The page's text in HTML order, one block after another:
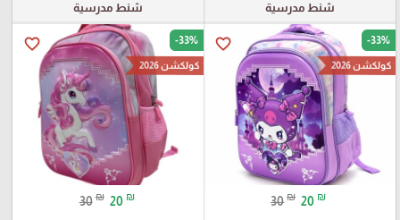
شنط مدرسية
favorite_border -33%
كولكشن 2026
30 ₪ 20 ₪
شنط مدرسية
favorite_border -33%
كولكشن 2026
30 ₪ 20 ₪